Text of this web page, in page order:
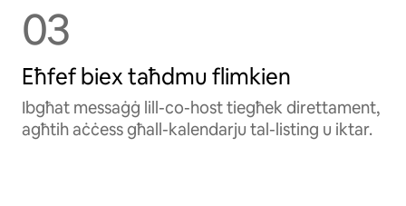
03
Eħfef biex taħdmu flimkien
Ibgħat messaġġ lill-co-host tiegħek direttament,
agħtih aċċess għall-kalendarju tal-listing u iktar.